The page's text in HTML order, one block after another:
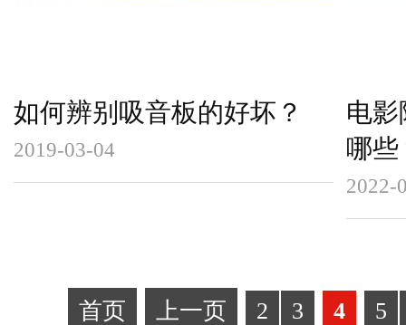
如何辨别吸音板的好坏？
2019-03-04
电
哪些
2022-
首页 上一页 2 3 4 5